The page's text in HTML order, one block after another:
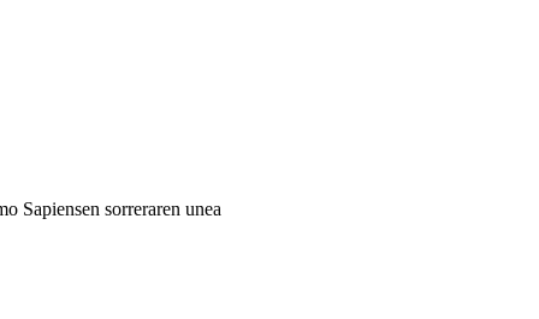
Sapiensen sorreraren unea